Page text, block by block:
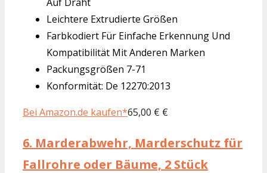
Leichtere Extrudierte Größen
Farbkodiert Für Einfache Erkennung Und
Kompatibilität Mit Anderen Marken
Packungsgrößen 7-71
Konformität: De 12270:2013
Bei Amazon.de kaufen*65,00 € €
6. Marderabwehr, Marderschutz für
Fallrohre oder Bäume, 2 Stück